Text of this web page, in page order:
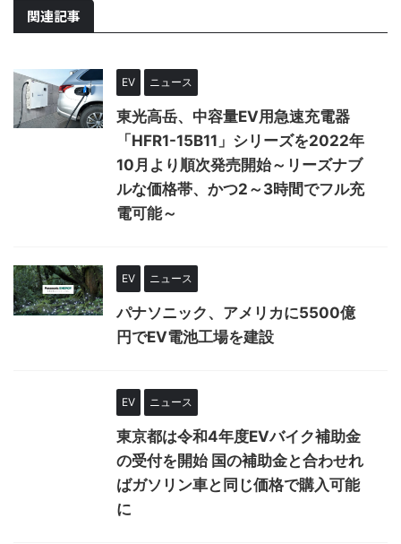
関連記事
EV ニュース
東光高岳、中容量EV用急速充電器
「HFR1-15B11」シリーズを2022年
10月より順次発売開始～リーズナブ
ルな価格帯、かつ2～3時間でフル充
電可能～
EV ニュース
パナソニック、アメリカに5500億
円でEV電池工場を建設
EV ニュース
東京都は令和4年度EVバイク補助金
の受付を開始 国の補助金と合わせれ
ばガソリン車と同じ価格で購入可能
に